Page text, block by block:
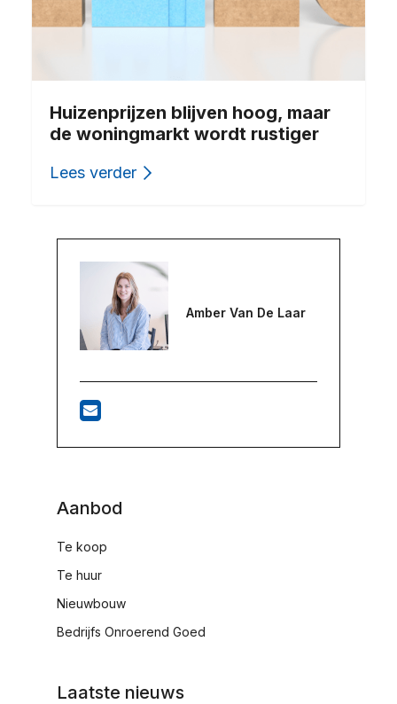
Huizenprijzen blijven hoog, maar
de woningmarkt wordt rustiger
Lees verder
Amber Van De Laar
Aanbod
Te koop
Te huur
Nieuwbouw
Bedrijfs Onroerend Goed
Laatste nieuws